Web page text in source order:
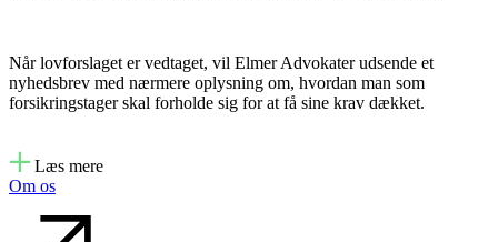
Når lovforslaget er vedtaget, vil Elmer Advokater udsende et
nyhedsbrev med nærmere oplysning om, hvordan man som
forsikringstager skal forholde sig for at få sine krav dækket.
Læs mere
Om os